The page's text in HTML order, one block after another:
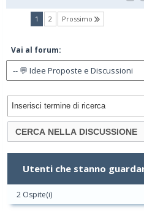
1 (current)
2 Prossimo
Vai al forum:
Utenti che stanno
2 Ospite(i)